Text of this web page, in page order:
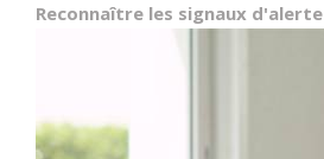
Reconnaître les signaux d'alerte